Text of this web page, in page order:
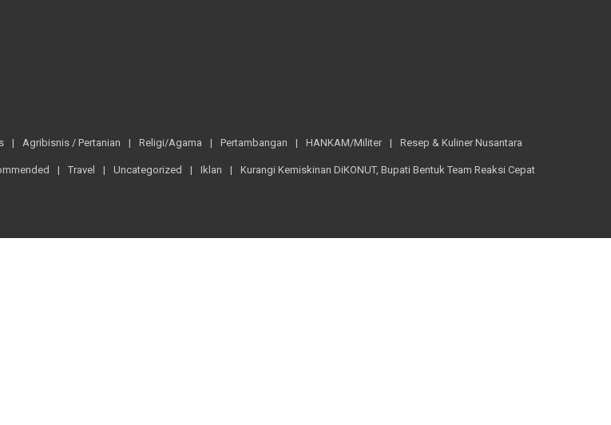
Agribisnis / Pertanian Religi/Agama Pertambangan HANKAM/Militer Resep & Kuliner Nusantara
Travel Uncategorized Iklan Kurangi Kemiskinan DiKONUT, Bupati Bentuk Team Reaksi Cepat